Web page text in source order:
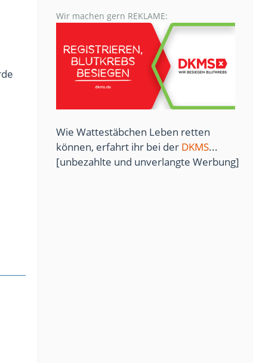
Wir machen gern REKLAME:
Wie Wattestäbchen Leben retten
können, erfahrt ihr bei der DKMS...
[unbezahlte und unverlangte Werbung]